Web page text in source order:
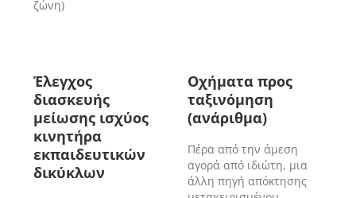
ζώνη)
Έλεγχος
διασκευής
μείωσης ισχύος
κινητήρα
εκπαιδευτικών
δικύκλων
Οχήματα προς
ταξινόμηση
(ανάριθμα)
Πέρα από την άμεση
αγορά από ιδιώτη, μια
άλλη πηγή απόκτησης